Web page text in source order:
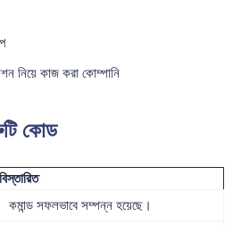
নিয়ে কাজ করা কোম্পানি
কোড
বিস্তারিত
কমান্ড সফলভাবে সম্পন্ন হয়েছে।